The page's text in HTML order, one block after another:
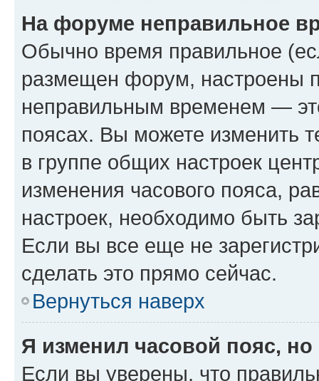
На форуме неправильное
Обычно время правильное
размещен форум, настроены
неправильным временем —
поясах. Вы можете изменить
в группе общих настроек
изменения часового пояса,
настроек, необходимо быть
Если вы все еще не
сделать это прямо сейчас.
Вернуться наверх
Я изменил часовой пояс,
Если вы уверены, что